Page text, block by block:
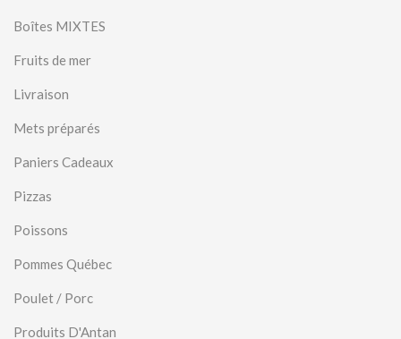
Boîtes MIXTES
Fruits de mer
Livraison
Mets préparés
Paniers Cadeaux
Pizzas
Poissons
Pommes Québec
Poulet / Porc
Produits D'Antan